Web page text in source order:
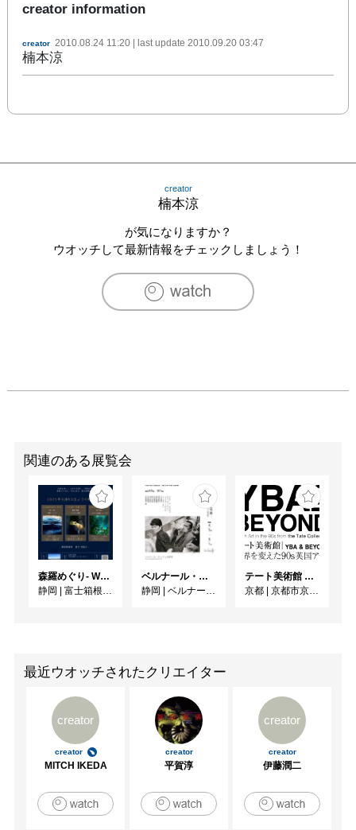
creator information
creator 2010.08.24 11:20 | last update 2010.09.20 03:47
楠本涼
creator
楠本涼
が気になりますか？
ウオッチして最新情報をチェックしましょう！
関連のある展覧会
森羅めぐり- Wandering in Shinra -
静岡 | 富士箱根カントリークラブ
ベルナール・ビュフェと写真 ーカメラがとらえたビュフェとその時代、そして21 世紀へ
静岡 | ベルナール・ビュフェ美術館
テート美術館 ― YBA & BEYOND 世界を変えた90s英国アート
京都 | 京都市京セラ美術館
最近ウオッチされたクリエイター
creator
creator
MITCH IKEDA
creator
平賀淳
creator
creator
伊藤潤二